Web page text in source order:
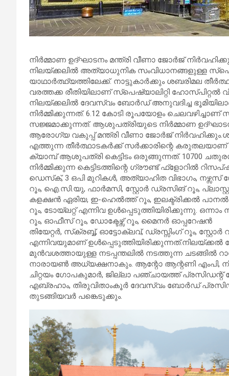
നിർമ്മാണ ഉദ്ഘാടനം മന്ത്രി വീണാ ജോർജ്
നിലയ്ക്കലിൽ അത്യാധുനിക സംവിധാനങ്ങളുള്ള
യാഥാർത്ഥ്യത്തിലേക്ക്. നാട്ടുകാർക്കും ശബരിമല
വരത്തക്ക രീതിയിലാണ് സ്പെഷ്യാലിറ്റി ഹോസ്പിറ്റൽ
നിലയ്ക്കലിൽ ദേവസ്വം ബോർഡ് അനുവദിച്ച
നിർമ്മിക്കുന്നത്. 6.12 കോടി രൂപയോളം
സജ്ജമാക്കുന്നത്. ആശുപത്രിയുടെ നിർമ്മാണ
ആരോഗ്യ വകുപ്പ് മന്ത്രി വീണാ ജോർജ്
എത്തുന്ന തീർത്ഥാടകർക്ക് സർക്കാരിന്റെ
ക്യാമ്പ് ആശുപത്രി കെട്ടിടം ഒരുങ്ങുന്നത്. 10700
നിർമ്മിക്കുന്ന കെട്ടിടത്തിന്റെ ഗ്രൗണ്ട് ഫ്ളോറിൽ
ഡെസ്‌ക്, 3 ഒപി മുറികൾ, അത്യാഹിത വിഭാഗം, നഴ്സസ്
റൂം, ഐ.സി.യു, ഫാർമസി, സ്റ്റോർ ഡ്രസിങ് റൂം,
കളക്ഷൻ ഏരിയ, ഇ-ഹെൽത്ത് റൂം, ഇലക്ട്രിക്കൽ പാനൽ
റൂം, ടോയ്ലറ്റ് എന്നിവ ഉൾപ്പെടുത്തിയിരിക്കുന്നു.
റൂം, ഓഫീസ് റൂം, ഡോക്ടേഴ്സ് റൂം, മൈനർ ഓപ്പറേഷൻ
തിയേറ്റർ, സ്‌ക്രബ്ബ്, ഓട്ടോക്ലവ്, ഡ്രസ്സിംഗ് റൂം, സ്റ്റോർ
എന്നിവയുമാണ് ഉൾപ്പെടുത്തിയിരിക്കുന്നത്.നിലയ്ക്കൽ
മുൻവശത്തായുള്ള നടപ്പന്തലിൽ നടത്തുന്ന ചടങ്ങിൽ
നാരായൺ അധ്യക്ഷനാകും. ആന്റോ ആന്റണി എംപി,
ചിറ്റയം ഗോപകുമാർ, ജില്ലാ പഞ്ചായത്ത് പ്രസിഡന്റ്
എബ്രഹാം, തിരുവിതാംകൂർ ദേവസ്വം ബോർഡ്
തുടങ്ങിയവർ പങ്കെടുക്കും.